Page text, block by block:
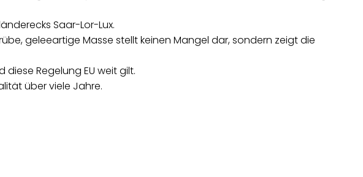
Saar-Lor-Lux.
geleeartige Masse stellt keinen Mangel dar, sondern zeigt die
Regelung EU weit gilt.
über viele Jahre.